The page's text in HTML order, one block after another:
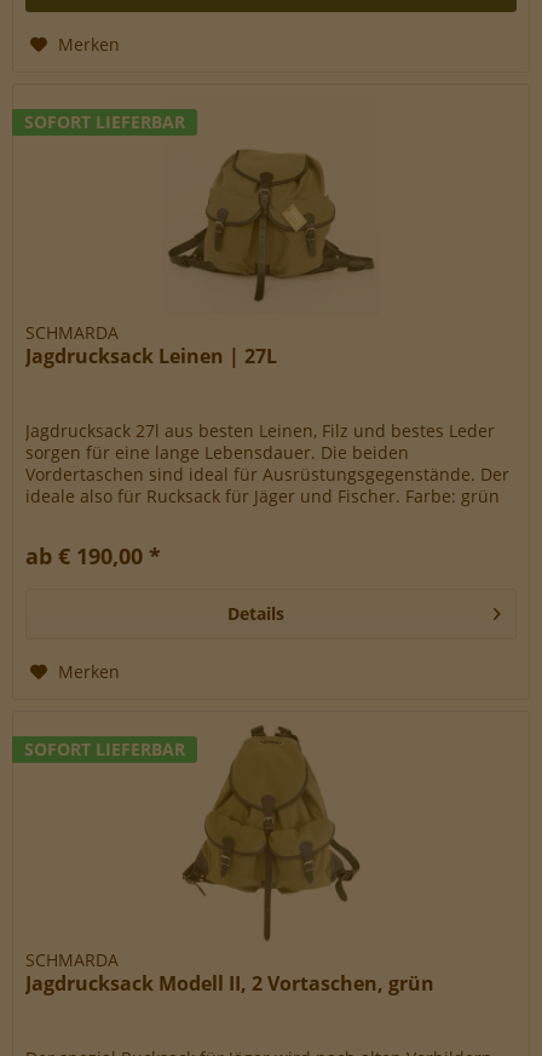
Merken
SOFORT LIEFERBAR
SCHMARDA
Jagdrucksack Leinen | 27L
Jagdrucksack 27l aus besten Leinen, Filz und bestes Leder
sorgen für eine lange Lebensdauer. Die beiden
Vordertaschen sind ideal für Ausrüstungsgegenstände. Der
ideale also für Rucksack für Jäger und Fischer. Farbe: grün
ab € 190,00 *
Details
Merken
SOFORT LIEFERBAR
SCHMARDA
Jagdrucksack Modell II, 2 Vortaschen, grün